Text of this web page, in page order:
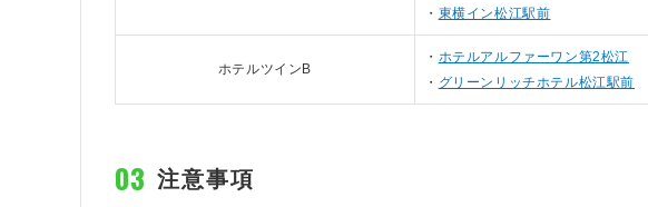
東横イン松江駅前
ホテルツインB
ホテルアルファーワン第2松江
グリーンリッチホテル松江駅前
注意事項